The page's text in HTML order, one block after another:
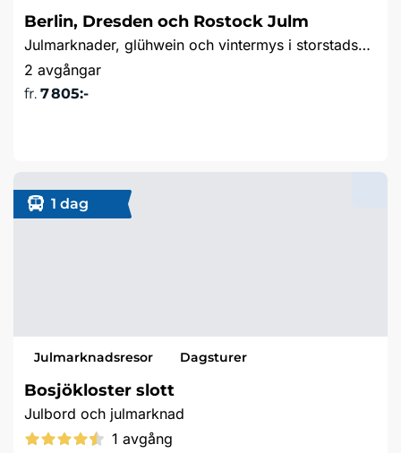
Berlin, Dresden och Rostock Julm
Julmarknader, glühwein och vintermys i storstadspulsen Berlin, barockvackra Dresden och hamnmysiga Rostock
2 avgångar
fr. 7 805:-
1 dag
Julmarknadsresor Dagsturer
Bosjökloster slott
Julbord och julmarknad
1 avgång